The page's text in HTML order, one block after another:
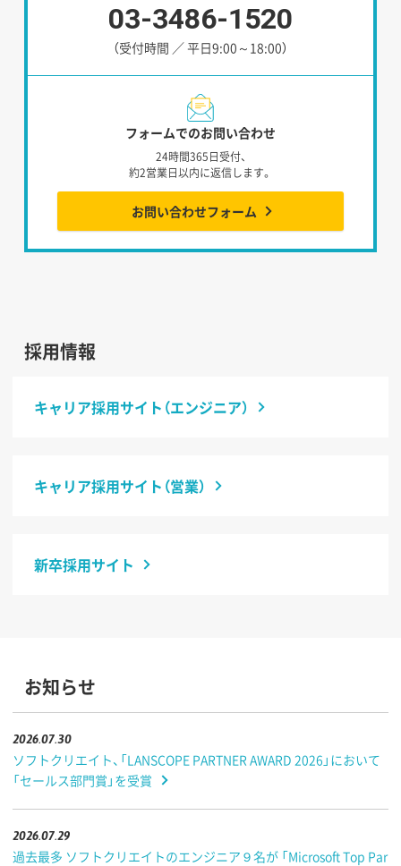
03-3486-1520
（受付時間 ／ 平日9:00～18:00）
フォームでのお問い合わせ
24時間365日受付、
約2営業日以内に返信します。
お問い合わせフォーム
採用情報
キャリア採用サイト（エンジニア）
キャリア採用サイト（営業）
新卒採用サイト
お知らせ
2026.07.30
ソフトクリエイト、「LANSCOPE PARTNER AWARD 2026」において
「セールス部門賞」を受賞
2026.07.29
過去最多 ソフトクリエイトのエンジニア９名が 「Microsoft Top Par